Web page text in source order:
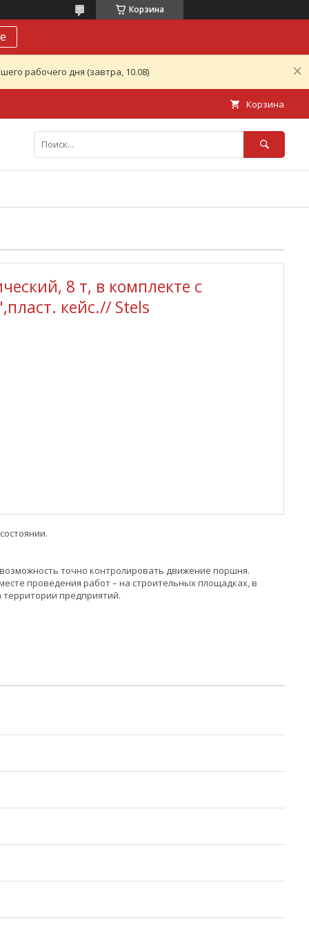
Корзина
рабочего дня (завтра, 10.08)
Корзина
8 т, в комплекте с
кейс.// Stels
точно контролировать движение поршня.
проведения работ – на строительных площадках, в
предприятий.